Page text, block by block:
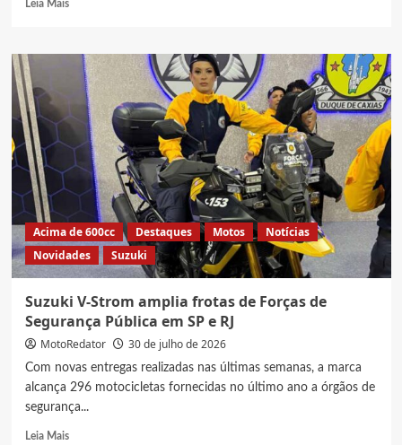
Leia Mais
Nova
Honda
Tornado
2027
na
Preta
(Black),
Veja
e
preço
da
Acima de 600cc Destaques Motos
Notícias
Novidades
Suzuki
Suzuki V-Strom amplia frotas de Forças de
Segurança Pública em SP e RJ
MotoRedator 30 de julho de 2026
Com novas entregas realizadas nas últimas semanas, a marca
alcança 296 motocicletas fornecidas no último ano a órgãos de
segurança...
Leia MaisRead